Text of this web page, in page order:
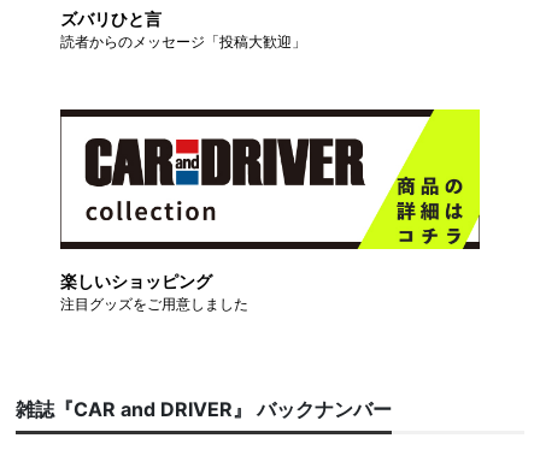
ズバリひと言
読者からのメッセージ「投稿大歓迎」
楽しいショッピング
注目グッズをご用意しました
雑誌『CAR and DRIVER』 バックナンバー